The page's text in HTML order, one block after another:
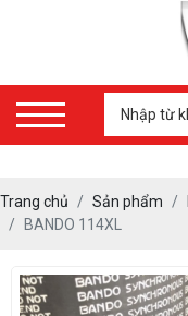
Trang chủ Sản phẩm
BANDO 114XL